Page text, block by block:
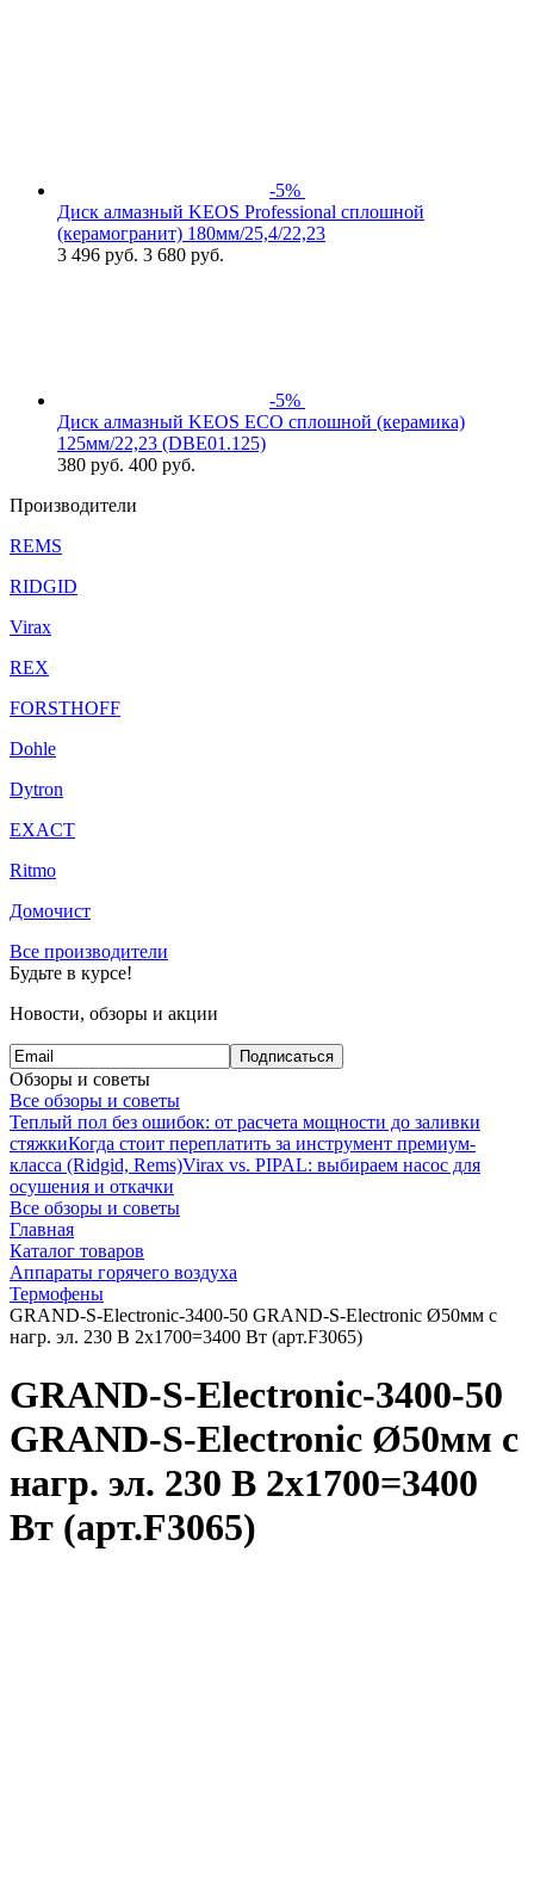
-5%
Диск алмазный KEOS Professional сплошной
(керамогранит) 180мм/25,4/22,23
3 496 руб. 3 680 руб.
-5%
Диск алмазный KEOS ECO сплошной (керамика)
125мм/22,23 (DBЕ01.125)
380 руб. 400 руб.
Производители
REMS
RIDGID
Virax
REX
FORSTHOFF
Dohle
Dytron
EXACT
Ritmo
Домочист
Все производители
Будьте в курсе!
Новости, обзоры и акции
Подписаться
Обзоры и советы
Все обзоры и советы
Теплый пол без ошибок: от расчета мощности до заливки
стяжкиКогда стоит переплатить за инструмент премиум-
класса (Ridgid, Rems)Virax vs. PIPAL: выбираем насос для
осушения и откачки
Все обзоры и советы
Главная
Каталог товаров
Аппараты горячего воздуха
Термофены
GRAND-S-Electronic-3400-50 GRAND-S-Electronic Ø50мм с
нагр. эл. 230 В 2x1700=3400 Вт (арт.F3065)
GRAND-S-Electronic-3400-50
GRAND-S-Electronic Ø50мм с
нагр. эл. 230 В 2x1700=3400
Вт (арт.F3065)